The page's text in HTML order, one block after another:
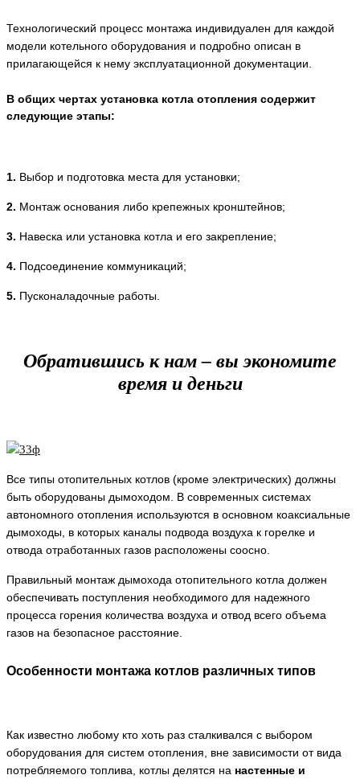
Технологический процесс монтажа индивидуален для каждой
модели котельного оборудования и подробно описан в
прилагающейся к нему эксплуатационной документации.
В общих чертах установка котла отопления содержит
следующие этапы:
1. Выбор и подготовка места для установки;
2. Монтаж основания либо крепежных кронштейнов;
3. Навеска или установка котла и его закрепление;
4. Подсоединение коммуникаций;
5. Пусконаладочные работы.
Обратившись к нам – вы экономите
время и деньги
Все типы отопительных котлов (кроме электрических) должны
быть оборудованы дымоходом. В современных системах
автономного отопления используются в основном коаксиальные
дымоходы, в которых каналы подвода воздуха к горелке и
отвода отработанных газов расположены соосно.
Правильный монтаж дымохода отопительного котла должен
обеспечивать поступления необходимого для надежного
процесса горения количества воздуха и отвод всего объема
газов на безопасное расстояние.
Особенности монтажа котлов различных типов
Как известно любому кто хоть раз сталкивался с выбором
оборудования для систем отопления, вне зависимости от вида
потребляемого топлива, котлы делятся на настенные и